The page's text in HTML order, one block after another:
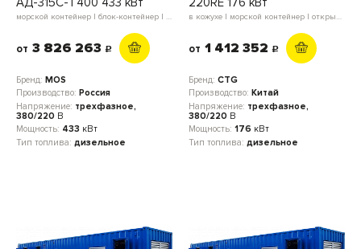
морской контейнер | блок-контейнер | в кожухе | открытое исполнение
от 3 826 263 c
Бренд: MOS
Производство: Россия
Напряжение: трехфазное,
380/220 В
Мощность: 433 кВт
Тип топлива: дизельное
в кожухе | морской контейнер | открытое исполнение | блок-контейнер
от 1 412 352 c
Бренд: CTG
Производство: Китай
Напряжение: трехфазное,
380/220 В
Мощность: 176 кВт
Тип топлива: дизельное